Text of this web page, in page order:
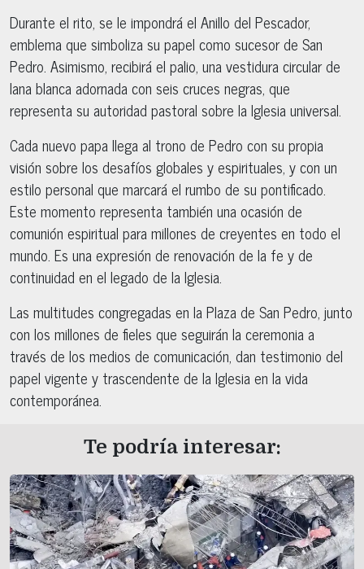
Durante el rito, se le impondrá el Anillo del Pescador,
emblema que simboliza su papel como sucesor de San
Pedro. Asimismo, recibirá el palio, una vestidura circular de
lana blanca adornada con seis cruces negras, que
representa su autoridad pastoral sobre la Iglesia universal.
Cada nuevo papa llega al trono de Pedro con su propia
visión sobre los desafíos globales y espirituales, y con un
estilo personal que marcará el rumbo de su pontificado.
Este momento representa también una ocasión de
comunión espiritual para millones de creyentes en todo el
mundo. Es una expresión de renovación de la fe y de
continuidad en el legado de la Iglesia.
Las multitudes congregadas en la Plaza de San Pedro, junto
con los millones de fieles que seguirán la ceremonia a
través de los medios de comunicación, dan testimonio del
papel vigente y trascendente de la Iglesia en la vida
contemporánea.
Te podría interesar: